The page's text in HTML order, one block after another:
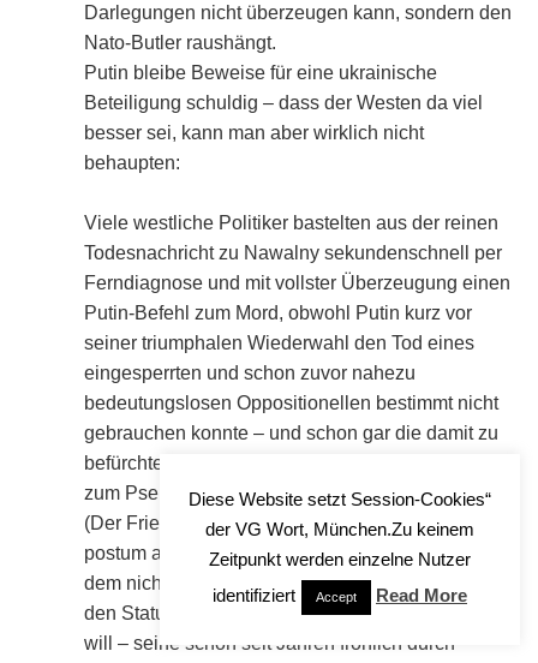
Darlegungen nicht überzeugen kann, sondern den
Nato-Butler raushängt.
Putin bleibe Beweise für eine ukrainische
Beteiligung schuldig – dass der Westen da viel
besser sei, kann man aber wirklich nicht
behaupten:
Viele westliche Politiker bastelten aus der reinen
Todesnachricht zu Nawalny sekundenschnell per
Ferndiagnose und mit vollster Überzeugung einen
Putin-Befehl zum Mord, obwohl Putin kurz vor
seiner triumphalen Wiederwahl den Tod eines
eingesperrten und schon zuvor nahezu
bedeutungslosen Oppositionellen bestimmt nicht
gebrauchen konnte – und schon gar die damit zu
befürchtende (vom Westen erhoffte?) Aufwertung
zum Pseudo-Märtyrer.
(Der Friedenspreis Dresden geht in diesem Jahr
postum an diesen russischen Rechtsradikalen,
dem nicht mal der ukrainische Geheimdienstchef
den Status eines ermordeten Märtyrers gönnen
will – seine schon seit Jahren fröhlich durch
Diese Website setzt Session-Cookies“
der VG Wort, München.Zu keinem
Zeitpunkt werden einzelne Nutzer
identifiziert
Accept Read More